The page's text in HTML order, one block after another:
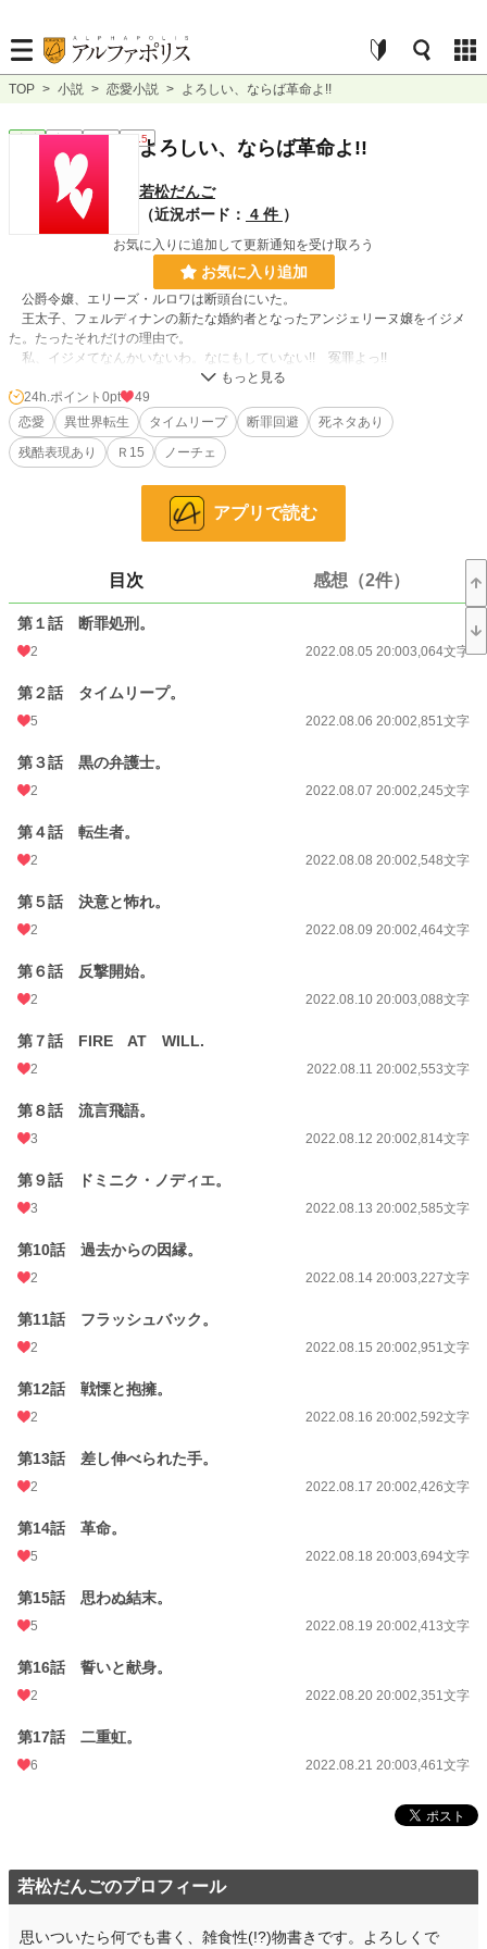
TOP > 小説 > 恋愛小説 > よろしい、ならば革命よ!!
完結 長編 R15よろしい、ならば革命よ!!
若松だんご
（近況ボード： 4 件 ）
お気に入りに追加して更新通知を受け取ろう
お気に入り追加
公爵令嬢、エリーズ・ルロワは断頭台にいた。
王太子、フェルディナンの新たな婚約者となったアンジェリーヌ嬢をイジメ
た。たったそれだけの理由で。
私、イジメてなんかいないわ。なにもしていない!! 冤罪よっ!!
エリーズがどれだけ叫ぼうと、処刑は変わらない。粛々と刑は執行され、首が
落とされた……はずだった。
次にエリーズが気づいたのは、自分の寝台の上。そこは三か月、時が巻き戻っ
た世界。
私、タイムリープしたの!? 私、生きてる!?
……いいわ。前世の知識も総動員して断罪回避よ。
あんな奴らに両親も誰も殺させやしない。
いいわ、そっちがその気なら、こっちもやってやる。よろしい、ならば革命
お気に入り
24h.ポイント 0 pt
文字数
更新日時 2022.08.21 20:00
初回公開日時
初回完結日時 2022.08.21 21:06
月間ポイント 140 pt (58,597 位)
24h.ポイント 0pt
49
恋愛
異世界転生 タイムリープ 断罪回避
死ネタあり
残酷表現あり
Ｒ15 ノーチェ
アプリで読む
目次 感想（2件）
第１話 断罪処刑。
2 2022.08.05 20:003,064文字
第２話 タイムリープ。
5 2022.08.06 20:002,851文字
第３話 黒の弁護士。
2 2022.08.07 20:002,245文字
第４話 転生者。
2 2022.08.08 20:002,548文字
第５話 決意と怖れ。
2 2022.08.09 20:002,464文字
第６話 反撃開始。
2 2022.08.10 20:003,088文字
第７話 FIRE AT WILL.
2 2022.08.11 20:002,553文字
第８話 流言飛語。
3 2022.08.12 20:002,814文字
第９話 ドミニク・ノディエ。
3 2022.08.13 20:002,585文字
第10話 過去からの因縁。
2 2022.08.14 20:003,227文字
第11話 フラッシュバック。
2 2022.08.15 20:002,951文字
第12話 戦慄と抱擁。
2 2022.08.16 20:002,592文字
第13話 差し伸べられた手。
2 2022.08.17 20:002,426文字
第14話 革命。
5 2022.08.18 20:003,694文字
第15話 思わぬ結末。
5 2022.08.19 20:002,413文字
第16話 誓いと献身。
2 2022.08.20 20:002,351文字
第17話 二重虹。
6 2022.08.21 20:003,461文字
若松だんごのプロフィール
思いついたら何でも書く、雑食性(!?)物書きです。よろしくで